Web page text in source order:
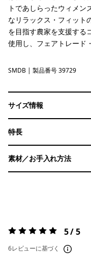
トであしらったウィメ
なリラックス・フィット
を目指す農家を支援する
使用し、フェアトレード
Smolder Blue
SMDB | 製品番号 39729
サイズ情報
特長
素材／お手入れ方法
評価:5 / 5 5 / 5
6レビューに基づく